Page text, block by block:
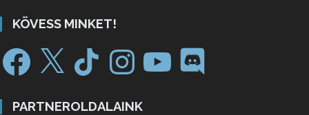
KÖVESS MINKET!
PARTNEROLDALAINK